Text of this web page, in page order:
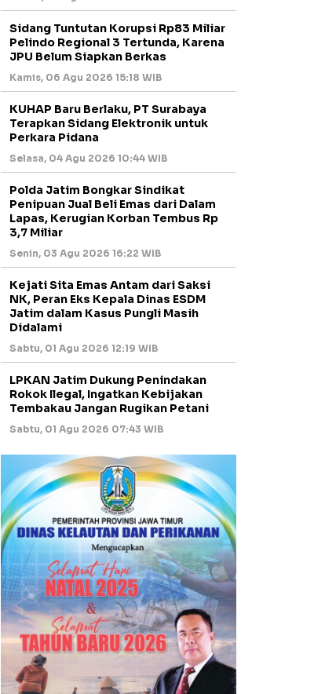
Sidang Tuntutan Korupsi Rp83 Miliar
Pelindo Regional 3 Tertunda, Karena
JPU Belum Siapkan Berkas
Kamis, 06 Agu 2026 15:18 WIB
KUHAP Baru Berlaku, PT Surabaya
Terapkan Sidang Elektronik untuk
Perkara Pidana
Selasa, 04 Agu 2026 10:44 WIB
Polda Jatim Bongkar Sindikat
Penipuan Jual Beli Emas dari Dalam
Lapas, Kerugian Korban Tembus Rp
3,7 Miliar
Senin, 03 Agu 2026 16:22 WIB
Kejati Sita Emas Antam dari Saksi
NK, Peran Eks Kepala Dinas ESDM
Jatim dalam Kasus Pungli Masih
Didalami
Sabtu, 01 Agu 2026 12:19 WIB
LPKAN Jatim Dukung Penindakan
Rokok Ilegal, Ingatkan Kebijakan
Tembakau Jangan Rugikan Petani
Sabtu, 01 Agu 2026 07:43 WIB